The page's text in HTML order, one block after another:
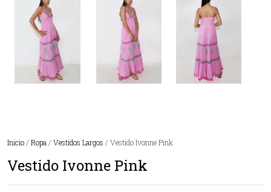
Inicio / Ropa / Vestidos Largos / Vestido Ivonne Pink
Vestido Ivonne Pink